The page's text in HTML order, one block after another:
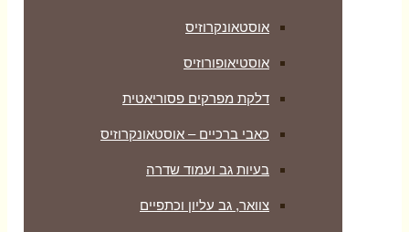
אוסטאונקרוזיס
אוסטיאופורוזיס
דלקת מפרקים פסוריאטית
כאבי ברכיים – אוסטאונקרוזיס
בעיות גב ועמוד שדרה
צוואר, גב עליון וכתפיים